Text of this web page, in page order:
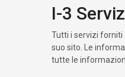
I-3
Tutti i servizi forniti
suo sito. Le
tutte le